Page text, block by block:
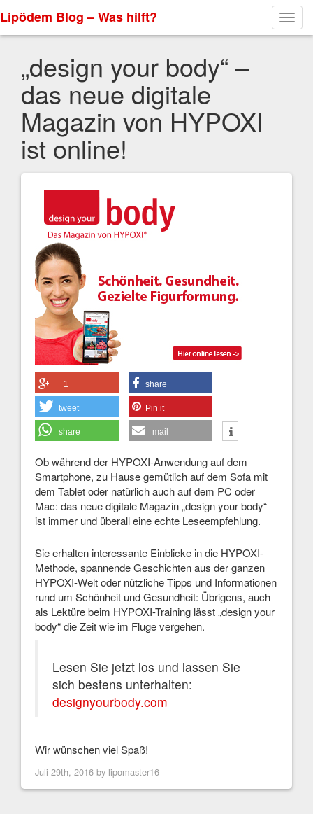
Lipödem Blog – Was hilft?
„design your body“ –
das neue digitale
Magazin von HYPOXI
ist online!
+1 share
tweet Pin it
share mail
Ob während der HYPOXI-Anwendung auf dem
Smartphone, zu Hause gemütlich auf dem Sofa mit
dem Tablet oder natürlich auch auf dem PC oder
Mac: das neue digitale Magazin „design your body“
ist immer und überall eine echte Leseempfehlung.
Sie erhalten interessante Einblicke in die HYPOXI-
Methode, spannende Geschichten aus der ganzen
HYPOXI-Welt oder nützliche Tipps und Informationen
rund um Schönheit und Gesundheit: Übrigens, auch
als Lektüre beim HYPOXI-Training lässt „design your
body“ die Zeit wie im Fluge vergehen.
Lesen Sie jetzt los und lassen Sie
sich bestens unterhalten:
designyourbody.com
Wir wünschen viel Spaß!
Juli 29th, 2016 by lipomaster16